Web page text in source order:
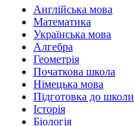
Англійська мова
Математика
Українська мова
Алгебра
Геометрія
Початкова школа
Німецька мова
Підготовка до школи
Історія
Біологія